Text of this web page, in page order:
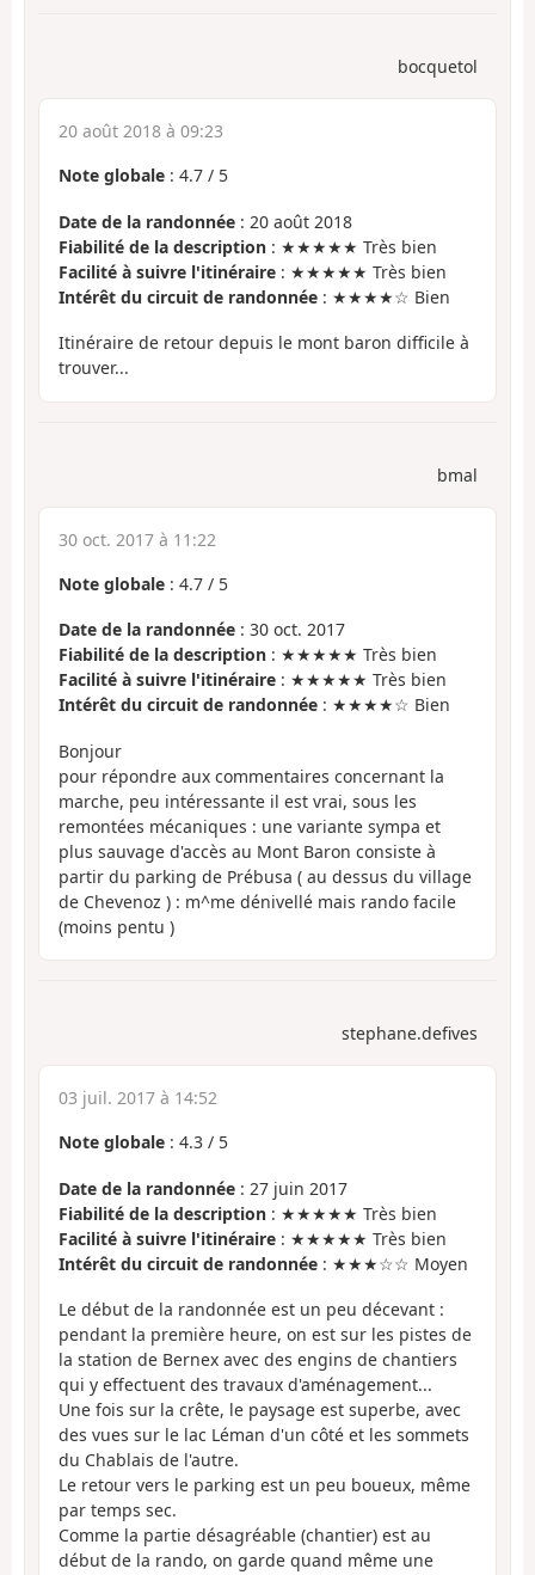
bocquetol
20 août 2018 à 09:23
Note globale : 4.7 / 5
Date de la randonnée : 20 août 2018
Fiabilité de la description : ★★★★★ Très bien
Facilité à suivre l'itinéraire : ★★★★★ Très bien
Intérêt du circuit de randonnée : ★★★★☆ Bien
Itinéraire de retour depuis le mont baron difficile à
trouver...
bmal
30 oct. 2017 à 11:22
Note globale : 4.7 / 5
Date de la randonnée : 30 oct. 2017
Fiabilité de la description : ★★★★★ Très bien
Facilité à suivre l'itinéraire : ★★★★★ Très bien
Intérêt du circuit de randonnée : ★★★★☆ Bien
Bonjour
pour répondre aux commentaires concernant la
marche, peu intéressante il est vrai, sous les
remontées mécaniques : une variante sympa et
plus sauvage d'accès au Mont Baron consiste à
partir du parking de Prébusa ( au dessus du village
de Chevenoz ) : m^me dénivellé mais rando facile
(moins pentu )
stephane.defives
03 juil. 2017 à 14:52
Note globale : 4.3 / 5
Date de la randonnée : 27 juin 2017
Fiabilité de la description : ★★★★★ Très bien
Facilité à suivre l'itinéraire : ★★★★★ Très bien
Intérêt du circuit de randonnée : ★★★☆☆ Moyen
Le début de la randonnée est un peu décevant :
pendant la première heure, on est sur les pistes de
la station de Bernex avec des engins de chantiers
qui y effectuent des travaux d'aménagement...
Une fois sur la crête, le paysage est superbe, avec
des vues sur le lac Léman d'un côté et les sommets
du Chablais de l'autre.
Le retour vers le parking est un peu boueux, même
par temps sec.
Comme la partie désagréable (chantier) est au
début de la rando, on garde quand même une